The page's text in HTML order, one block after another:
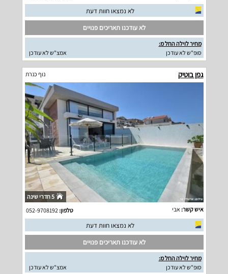
לא נמצאו חוות דעת
לא עודכנו תאריכים פנויים
מחיר לוילה החל מ:
סופ"ש לא עודכן
אמצ"ש לא עודכן
גפן בוטיק נוף כנרת
5 חדרי שינה
איש קשר: אבי טלפון:
לא נמצאו חוות דעת
לא עודכנו תאריכים פנויים
מחיר לוילה החל מ:
סופ"ש לא עודכן
אמצ"ש לא עודכן